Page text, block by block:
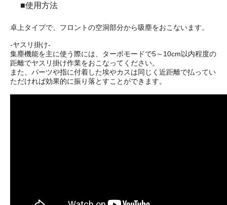
■使用方法
卓上タイプで、フロントの空洞部分から吸塵をおこないます。
-ヤスリ掛け-
集塵機能を主に使う際には、ターボモードで5～10cm以内程度の
距離でヤスリ掛け作業をおこなってください。
また、パーツや指に付着した埃やカスは同じく近距離で払ってい
ただければ効果的に振り落とすことができます。